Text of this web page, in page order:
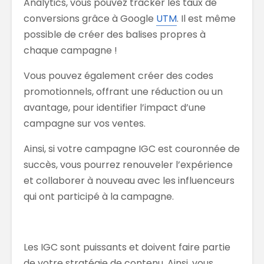
conversions grâce à Google UTM. Il est même
possible de créer des balises propres à
chaque campagne !
Vous pouvez également créer des codes
promotionnels, offrant une réduction ou un
avantage, pour identifier l’impact d’une
campagne sur vos ventes.
Ainsi, si votre campagne IGC est couronnée de
succès, vous pourrez renouveler l’expérience
et collaborer à nouveau avec les influenceurs
qui ont participé à la campagne.
Les IGC sont puissants et doivent faire partie